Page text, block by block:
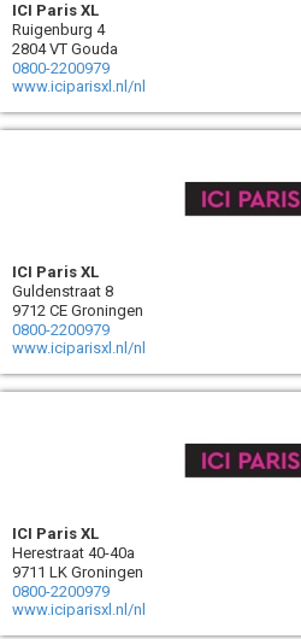
ICI Paris XL
Ruigenburg 4
2804 VT Gouda
0800-2200979
www.iciparisxl.nl/nl
ICI Paris XL
Guldenstraat 8
9712 CE Groningen
0800-2200979
www.iciparisxl.nl/nl
ICI Paris XL
Herestraat 40-40a
9711 LK Groningen
0800-2200979
www.iciparisxl.nl/nl